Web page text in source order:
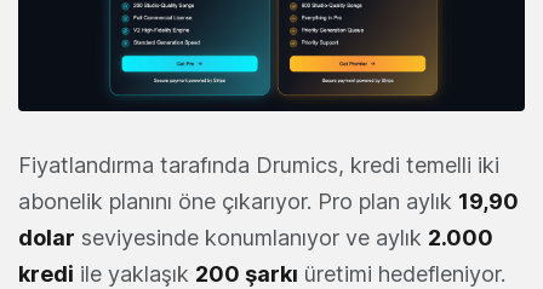
Fiyatlandırma tarafında Drumics, kredi temelli iki
abonelik planını öne çıkarıyor. Pro plan aylık 19,90
dolar seviyesinde konumlanıyor ve aylık 2.000
kredi ile yaklaşık 200 şarkı üretimi hedefleniyor.